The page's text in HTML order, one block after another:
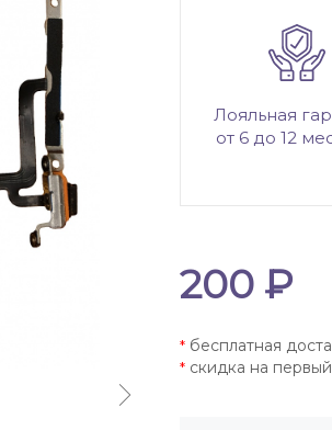
Лояльная
от 6 до 12
200 ₽
*бесплатная
*скидка на первый